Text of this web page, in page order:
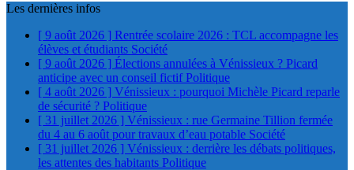
Les dernières infos
[ 9 août 2026 ] Rentrée scolaire 2026 : TCL accompagne les
élèves et étudiants Société
[ 9 août 2026 ] Élections annulées à Vénissieux ? Picard
anticipe avec un conseil fictifPolitique
[ 4 août 2026 ] Vénissieux : pourquoi Michèle Picard reparle
de sécurité ? Politique
[ 31 juillet 2026 ] Vénissieux : rue Germaine Tillion fermée
du 4 au 6 août pour travaux d’eau potable Société
[ 31 juillet 2026 ] Vénissieux : derrière les débats politiques,
les attentes des habitants Politique